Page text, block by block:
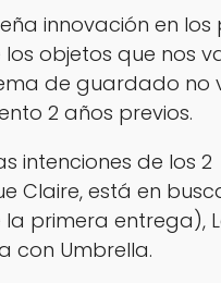
innovación en los
objetos que nos
de guardado no
2 años previos.
intenciones de los 2
Claire, está en
primera entrega),
con Umbrella.